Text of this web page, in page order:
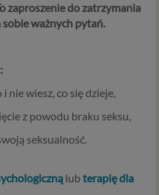
zaproszenie do zatrzymania
sobie ważnych pytań.
nie wiesz, co się dzieje,
z powodu braku seksu,
seksualność.
lubterapię dla
i Rady (UE)
r. w sprawie ochrony
95/46/WE (określane
obowiązywać będzie w
i wprowadza szereg
przetwarzanie danych
Psychorada.pl. W tej